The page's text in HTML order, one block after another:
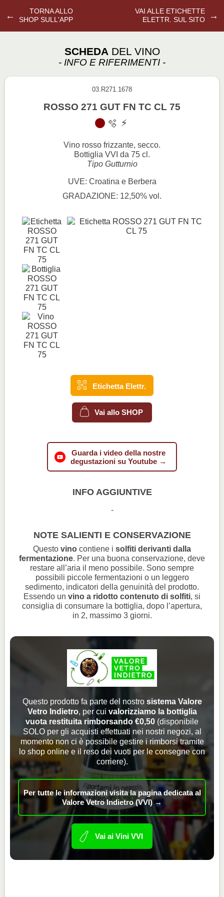
←
TORNA ALLO
SHOP SULL'APP
VAI ALLE ETICHETTE
ELETTR. SUL SITO
→
SCHEDA DEL VINO
- INFO E RIFERIMENTI -
03.R271.1678
ROSSO 271 GUT FN TC CL 75
Vino rosso frizzante, secco.
Bottiglia VVI da 75 cl.
Tipo Gutturnio
UVE: Croatina e Berbera
GRADAZIONE: 12,50% vol.
Etichetta Elettr.
Vai allo SHOP
Guarda i video della nostre
degustazioni su Youtube →
INFO AGGIUNTIVE
-
NOTE SALIENTI E CONSERVAZIONE
Questo vino contiene i solfiti derivanti dalla
fermentazione. Per una buona conservazione, deve
restare all’aria il meno possibile. Sono sempre
possibili piccole fermentazioni o un leggero
sedimento, indicatori della genuinità del prodotto.
Essendo un vino a ridotto contenuto di solfiti, si
consiglia di consumare la bottiglia, dopo l’apertura,
in 2, massimo 3 giorni.
Questo prodotto fa parte del nostro sistema Valore
Vetro Indietro, per cui valorizziamo la bottiglia
vuota restituita rimborsando €0,50 (disponibile
SOLO per gli acquisti effettuati nei nostri negozi, al
momento non ci è possibile gestire i rimborsi tramite
lo shop online e il reso dei vuoti per le consegne con
corriere).
Per tutte le informazioni visita la pagina dedicata al
Valore Vetro Indietro (VVI) →
Vai ai Vini VVI